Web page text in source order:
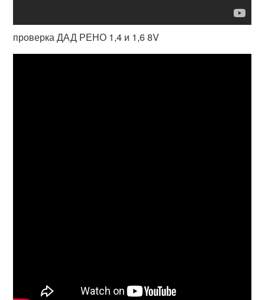
проверка ДАД РЕНО 1,4 и 1,6 8V